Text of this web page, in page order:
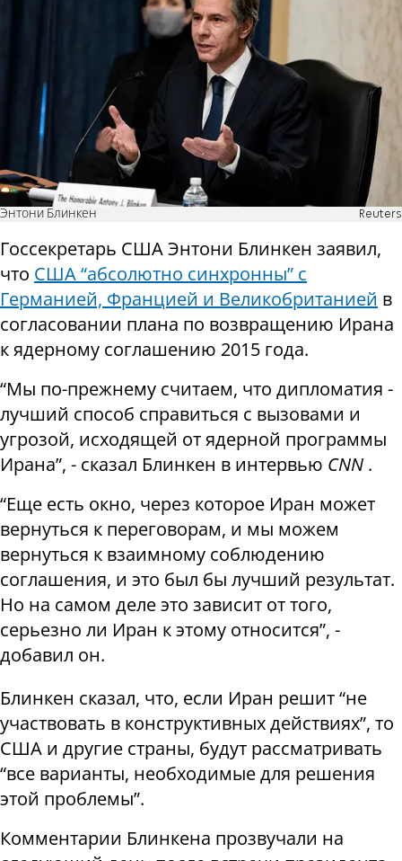
Энтони Блинкен Reuters
Госсекретарь США Энтони Блинкен заявил,
что США “абсолютно синхронны” с
Германией, Францией и Великобританией в
согласовании плана по возвращению Ирана
к ядерному соглашению 2015 года.
“Мы по-прежнему считаем, что дипломатия -
лучший способ справиться с вызовами и
угрозой, исходящей от ядерной программы
Ирана”, - сказал Блинкен в интервью CNN .
“Еще есть окно, через которое Иран может
вернуться к переговорам, и мы можем
вернуться к взаимному соблюдению
соглашения, и это был бы лучший результат.
Но на самом деле это зависит от того,
серьезно ли Иран к этому относится”, -
добавил он.
Блинкен сказал, что, если Иран решит “не
участвовать в конструктивных действиях”, то
США и другие страны, будут рассматривать
“все варианты, необходимые для решения
этой проблемы”.
Комментарии Блинкена прозвучали на